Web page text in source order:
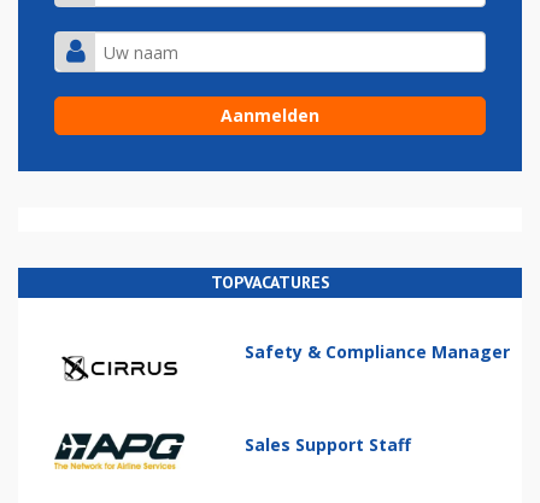
TOPVACATURES
Safety & Compliance Manager
Sales Support Staff